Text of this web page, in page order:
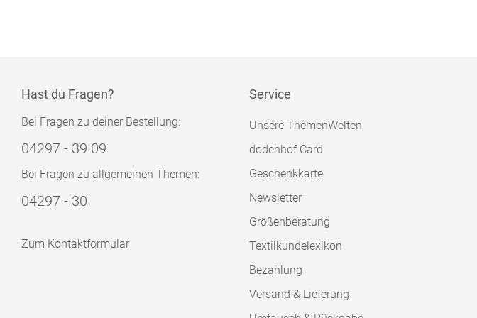
Hast du Fragen?
Bei Fragen zu deiner Bestellung:
04297 - 39 09
Bei Fragen zu allgemeinen Themen:
04297 - 30
Zum Kontaktformular
Service
Unsere ThemenWelten
dodenhof Card
Geschenkkarte
Newsletter
Größenberatung
Textilkundelexikon
Bezahlung
Versand & Lieferung